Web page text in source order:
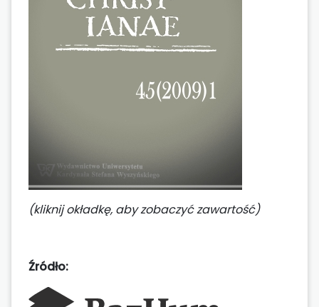
(kliknij okładkę, aby zobaczyć zawartość)
Źródło: